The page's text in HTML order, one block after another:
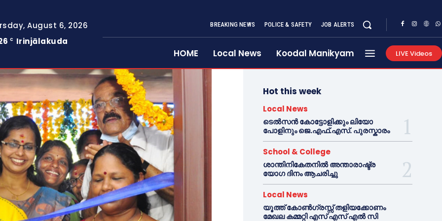
August 6, 2026
C Irinjālakuda
BREAKING NEWS POLICE & SAFETY JOB ALERTS
HOME Local News Koodal Manikyam LIVE Videos
Hot this week
Local News
ടെൽസൻ കോട്ടോളിക്കും ലിയോ
പോളിനും ജെ.എഫ്.എസ്. പുരസ്കാരം
School & College
ശാന്തിനികേതനിൽ അന്താരാഷ്ട്ര
യോഗ ദിനം ആചരിച്ചു
Local News
യൂത്ത് കോൺഗ്രസ്സ് തളിയക്കോണം
മേഖല കമ്മറ്റി എസ് എസ് എൽ സി